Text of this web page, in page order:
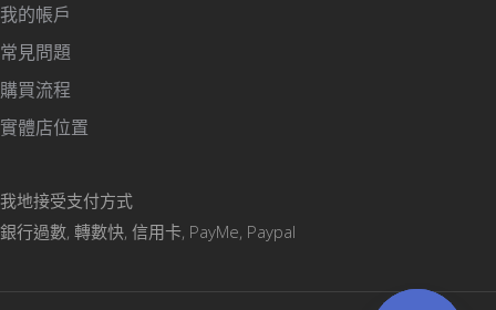
我的帳戶
常見問題
購買流程
實體店位置
我地接受支付方式
銀行過數, 轉數快, 信用卡, PayMe, Paypal